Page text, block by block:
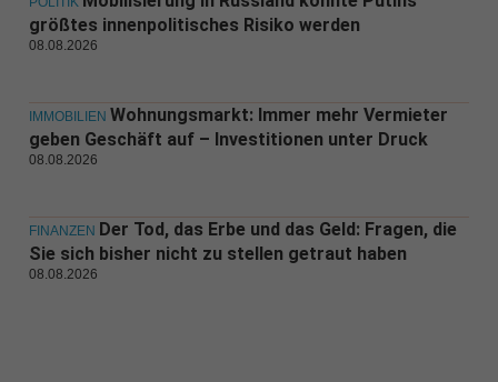
größtes innenpolitisches Risiko werden
08.08.2026
IMMOBILIEN Wohnungsmarkt: Immer mehr Vermieter
geben Geschäft auf – Investitionen unter Druck
08.08.2026
FINANZEN Der Tod, das Erbe und das Geld: Fragen, die
Sie sich bisher nicht zu stellen getraut haben
08.08.2026